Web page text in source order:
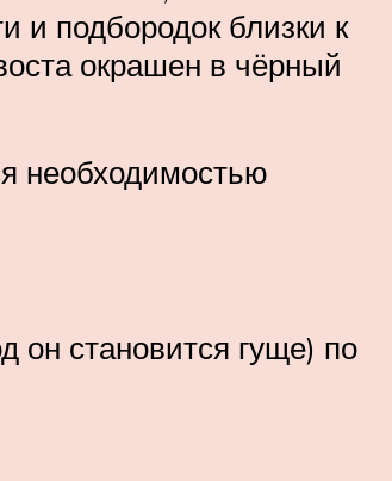
и подбородок близки к
окрашен в чёрный
необходимостью
он становится гуще) по